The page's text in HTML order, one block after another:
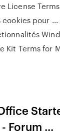
License
pour
Kit Terms for
Forum ...